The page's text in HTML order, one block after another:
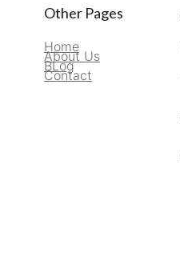
Other Pages
Home
About Us
BLog
Contact